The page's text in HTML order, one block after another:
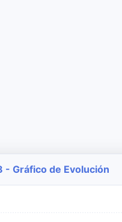
- Gráfico de Evolución